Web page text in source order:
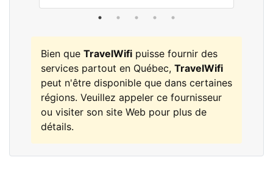
Bien que TravelWifi puisse fournir des
services partout en Québec, TravelWifi
peut n'être disponible que dans certaines
régions. Veuillez appeler ce fournisseur
ou visiter son site Web pour plus de
détails.